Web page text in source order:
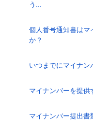
う...
個人番号通知書はマ
か？
いつまでにマイナン
マイナンバーを提供
マイナンバー提出書